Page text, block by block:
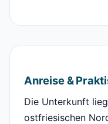
Anreise &
Die Unterkunft
ostfriesischen